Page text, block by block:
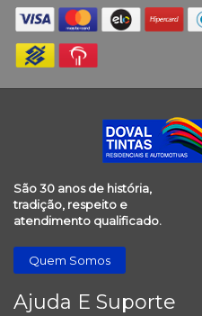
São 30 anos de história,
tradição, respeito e
atendimento qualificado.
Quem Somos
Ajuda E Suporte